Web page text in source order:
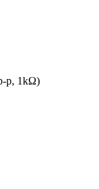
p, 1kΩ)